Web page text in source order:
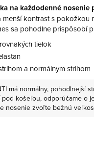
na každodenné nosenie
menší kontrast s pokožkou
sa pohodlne prispôsobí
tielok
a normálnym strihom
má normálny, pohodlnejší
košeľou, odporúčame o
nosenie zvoľte bežnú